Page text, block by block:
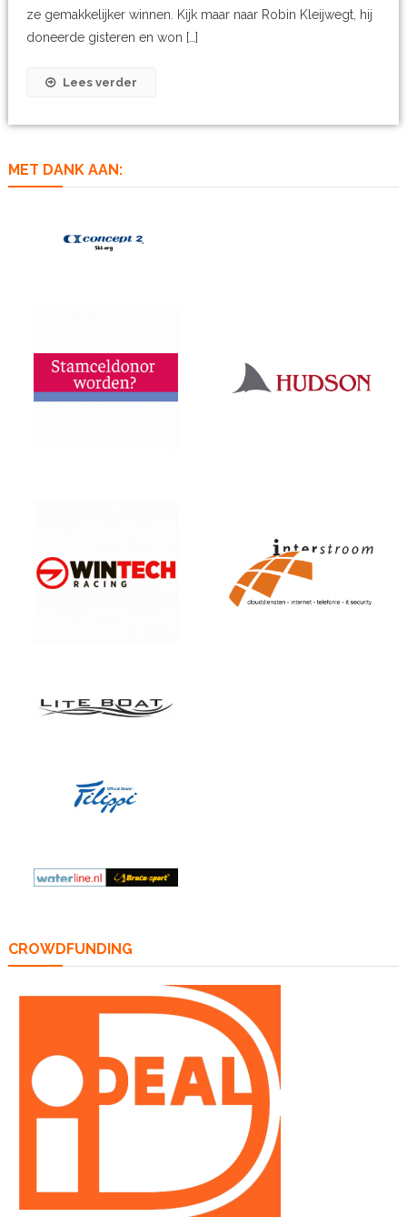
ze gemakkelijker winnen. Kijk maar naar Robin Kleijwegt, hij
doneerde gisteren en won […]
Lees verder
MET DANK AAN:
CROWDFUNDING